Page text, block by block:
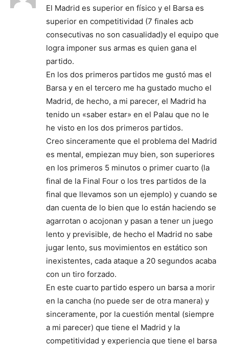
El Madrid es superior en físico y el Barsa es
superior en competitividad (7 finales acb
consecutivas no son casualidad)y el equipo que
logra imponer sus armas es quien gana el
partido.
En los dos primeros partidos me gustó mas el
Barsa y en el tercero me ha gustado mucho el
Madrid, de hecho, a mi parecer, el Madrid ha
tenido un «saber estar» en el Palau que no le
he visto en los dos primeros partidos.
Creo sinceramente que el problema del Madrid
es mental, empiezan muy bien, son superiores
en los primeros 5 minutos o primer cuarto (la
final de la Final Four o los tres partidos de la
final que llevamos son un ejemplo) y cuando se
dan cuenta de lo bien que lo están haciendo se
agarrotan o acojonan y pasan a tener un juego
lento y previsible, de hecho el Madrid no sabe
jugar lento, sus movimientos en estático son
inexistentes, cada ataque a 20 segundos acaba
con un tiro forzado.
En este cuarto partido espero un barsa a morir
en la cancha (no puede ser de otra manera) y
sinceramente, por la cuestión mental (siempre
a mi parecer) que tiene el Madrid y la
competitividad y experiencia que tiene el barsa